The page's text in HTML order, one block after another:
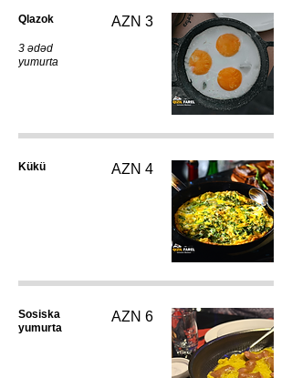
Qlazok
3 ədəd
yumurta
AZN 3
Kükü AZN 4
Sosiska
yumurta
AZN 6